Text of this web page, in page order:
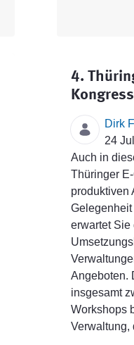
4.
Kongress
Dirk
24 Jul
Auch in
Thüringer
produktiven
erwartet Sie
Angeboten.
insgesamt
Workshops
Verwaltung,